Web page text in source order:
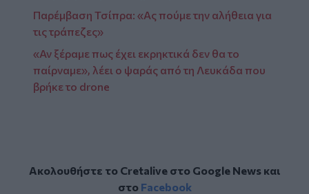
Παρέμβαση Τσίπρα: «Ας πούμε την αλήθεια για
τις τράπεζες»
«Αν ξέραμε πως έχει εκρηκτικά δεν θα το
παίρναμε», λέει ο ψαράς από τη Λευκάδα που
βρήκε το drone
Ακολουθήστε το Cretalive στο Google Newsκαι
στο Facebook